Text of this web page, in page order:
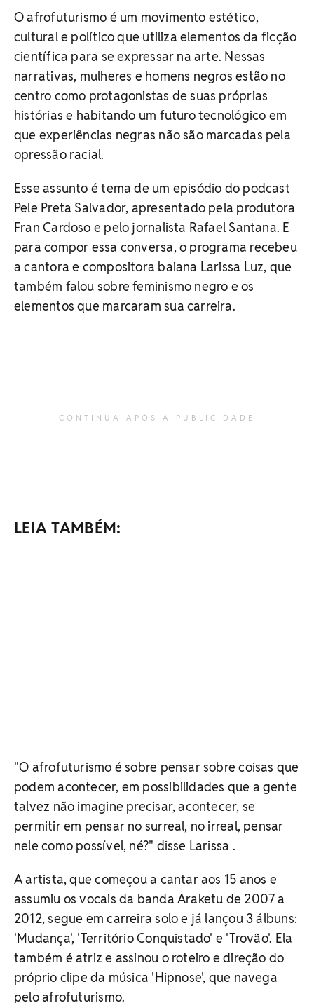
O afrofuturismo é um movimento estético,
cultural e político que utiliza elementos da ficção
científica para se expressar na arte. Nessas
narrativas, mulheres e homens negros estão no
centro como protagonistas de suas próprias
histórias e habitando um futuro tecnológico em
que experiências negras não são marcadas pela
opressão racial.
Esse assunto é tema de um episódio do podcast
Pele Preta Salvador, apresentado pela produtora
Fran Cardoso e pelo jornalista Rafael Santana. E
para compor essa conversa, o programa recebeu
a cantora e compositora baiana Larissa Luz, que
também falou sobre feminismo negro e os
elementos que marcaram sua carreira.
CONTINUA APÓS A PUBLICIDADE
LEIA TAMBÉM:
"O afrofuturismo é sobre pensar sobre coisas que
podem acontecer, em possibilidades que a gente
talvez não imagine precisar, acontecer, se
permitir em pensar no surreal, no irreal, pensar
nele como possível, né?" disse Larissa .
A artista, que começou a cantar aos 15 anos e
assumiu os vocais da banda Araketu de 2007 a
2012, segue em carreira solo e já lançou 3 álbuns:
'Mudança', 'Território Conquistado' e 'Trovão'. Ela
também é atriz e assinou o roteiro e direção do
próprio clipe da música 'Hipnose', que navega
pelo afrofuturismo.